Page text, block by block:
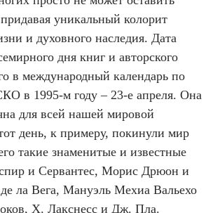
уникальный колорит
и духовного наследия. Дата
дня книг и авторского
в международный календарь по
в 1995-м году – 23-е апреля. Она
для всей нашей мировой
день, к примеру, покинули мир
такие знаменитые и известные
и Сервантес, Морис Дрюон и
ла Вега, Мануэль Мехиа Вальехо
X. Лакснесс и Дж. Пла.